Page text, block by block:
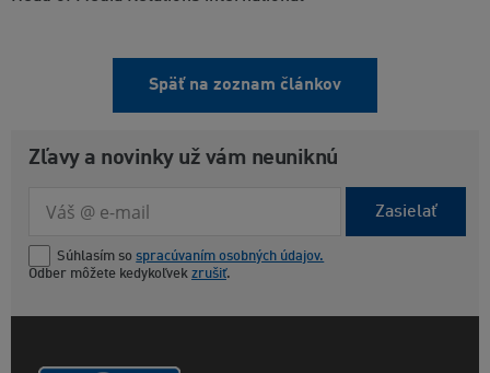
Späť na zoznam článkov
Zľavy a novinky už vám neuniknú
Zasielať
Súhlasím so spracúvaním osobných údajov.
Odber môžete kedykoľvek zrušiť.